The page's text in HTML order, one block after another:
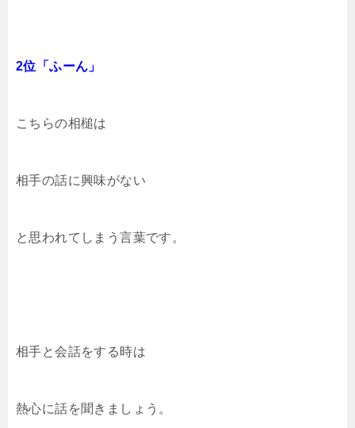
2位「ふーん」
こちらの相槌は
相手の話に興味がない
と思われてしまう言葉です。
相手と会話をする時は
熱心に話を聞きましょう。